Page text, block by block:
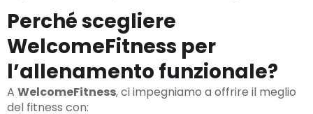
Perché scegliere
WelcomeFitness per
l’allenamento funzionale?
A WelcomeFitness, ci impegniamo a offrire il meglio
del fitness con: